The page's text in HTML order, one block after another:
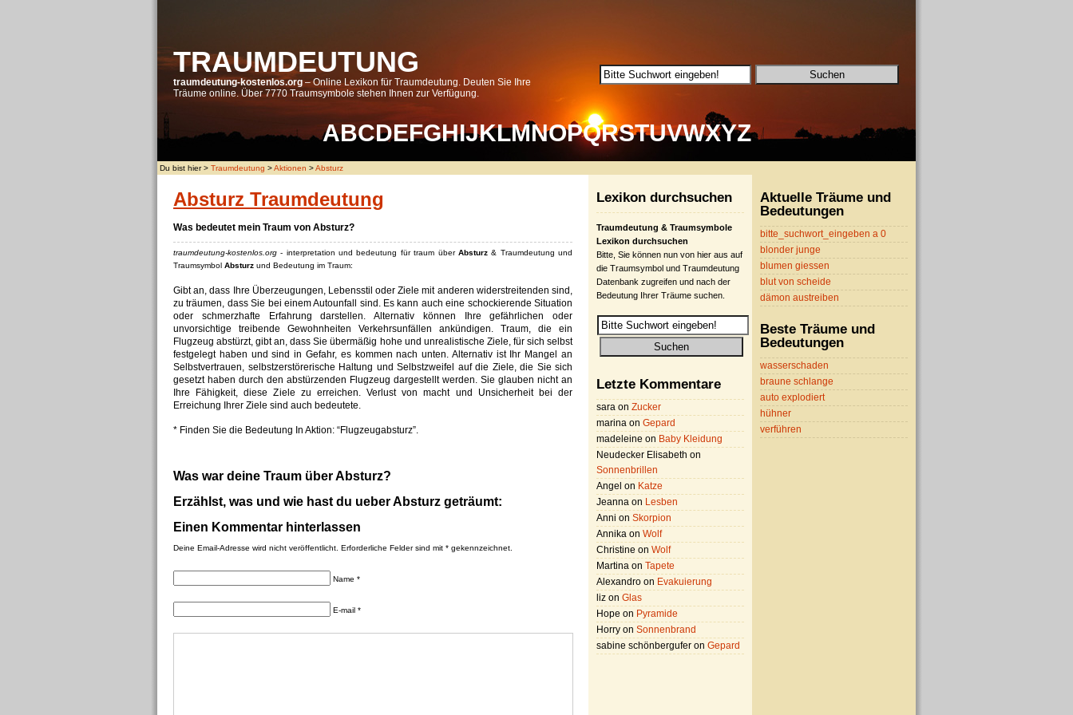
TRAUMDEUTUNG
traumdeutung-kostenlos.org– Online Lexikon für Traumdeutung. Deuten Sie Ihre
Träume online. Über 7770 Traumsymbole stehen Ihnen zur Verfügung.
ABCDEFGHIJKLMNOPQRSTUVWXYZ
Du bist hier > Traumdeutung >Aktionen >Absturz
Absturz Traumdeutung
Was bedeutet mein Traum von Absturz?
traumdeutung-kostenlos.org - interpretation und bedeutung für traum über Absturz& Traumdeutung und
Traumsymbol Absturz und Bedeutung im Traum:
Gibt an, dass Ihre Überzeugungen, Lebensstil oder Ziele mit anderen widerstreitenden sind,
zu träumen, dass Sie bei einem Autounfall sind. Es kann auch eine schockierende Situation
oder schmerzhafte Erfahrung darstellen. Alternativ können Ihre gefährlichen oder
unvorsichtige treibende Gewohnheiten Verkehrsunfällen ankündigen. Traum, die ein
Flugzeug abstürzt, gibt an, dass Sie übermäßig hohe und unrealistische Ziele, für sich selbst
festgelegt haben und sind in Gefahr, es kommen nach unten. Alternativ ist Ihr Mangel an
Selbstvertrauen, selbstzerstörerische Haltung und Selbstzweifel auf die Ziele, die Sie sich
gesetzt haben durch den abstürzenden Flugzeug dargestellt werden. Sie glauben nicht an
Ihre Fähigkeit, diese Ziele zu erreichen. Verlust von macht und Unsicherheit bei der
Erreichung Ihrer Ziele sind auch bedeutete.
* Finden Sie die Bedeutung In Aktion: “Flugzeugabsturz”.
Was war deine Traum über Absturz?
Erzählst, was und wie hast du ueber Absturz geträumt:
Einen Kommentar hinterlassen
Deine Email-Adresse wird nicht veröffentlicht. Erforderliche Felder sind mit * gekennzeichnet.
Name *
E-mail *
Lexikon durchsuchen
Traumdeutung & Traumsymbole
Lexikon durchsuchen
Bitte, Sie können nun von hier aus auf
die Traumsymbol und Traumdeutung
Datenbank zugreifen und nach der
Bedeutung Ihrer Träume suchen.
Letzte Kommentare
sara on Zucker
marina on Gepard
madeleine on Baby Kleidung
Neudecker Elisabeth on
Sonnenbrillen
Angel on Katze
Jeanna on Lesben
Anni on Skorpion
Annika on Wolf
Christine on Wolf
Martina on Tapete
Alexandro on Evakuierung
liz on Glas
Hope on Pyramide
Horry on Sonnenbrand
sabine schönbergufer on Gepard
Aktuelle Träume und
Bedeutungen
bitte_suchwort_eingeben a 0
blonder junge
blumen giessen
blut von scheide
dämon austreiben
Beste Träume und
Bedeutungen
wasserschaden
braune schlange
auto explodiert
hühner
verführen